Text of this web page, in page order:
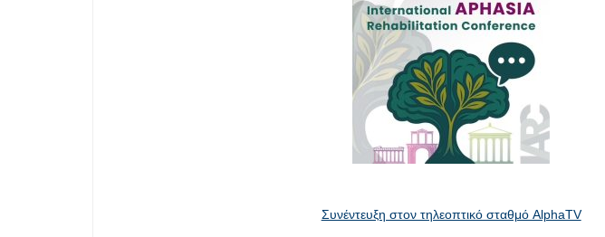
Συνέντευξη στον τηλεοπτικό σταθμό AlphaTV